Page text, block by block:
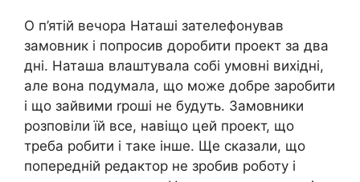
О п’ятій вечора Наташі зателефонував
замовник і попросив доробити проект за два
дні. Наташа влаштувала собі умовні вихідні,
але вона подумала, що може добре заробити
і що зайвими rроші не будуть. Замовники
розповіли їй все, навіщо цей проект, що
треба робити і таке інше. Ще сказали, що
попередній редактор не зробив роботу і